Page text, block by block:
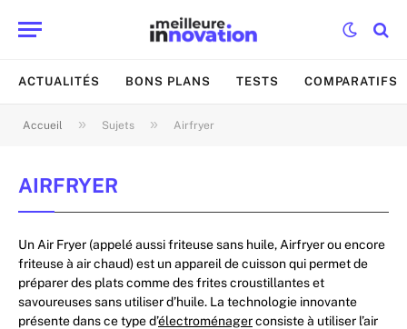
ACTUALITÉS BONS PLANS TESTS COMPARATIFS
Accueil » Sujets » Airfryer
AIRFRYER
Un Air Fryer (appelé aussi friteuse sans huile, Airfryer ou encore
friteuse à air chaud) est un appareil de cuisson qui permet de
préparer des plats comme des frites croustillantes et
savoureuses sans utiliser d’huile. La technologie innovante
présente dans ce type d’électroménagerconsiste à utiliser l’air